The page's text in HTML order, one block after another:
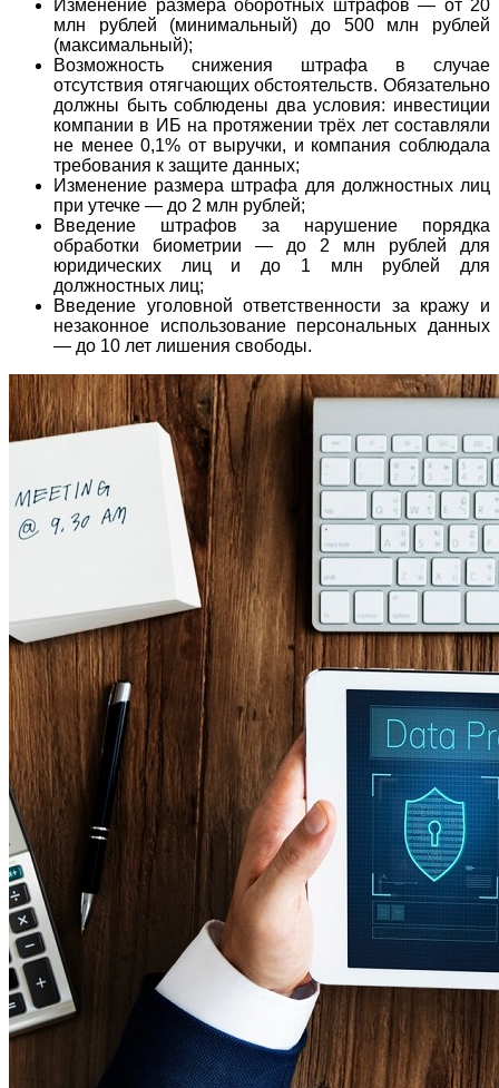
Изменение размера оборотных штрафов — от 20
млн рублей (минимальный) до 500 млн рублей
(максимальный);
Возможность снижения штрафа в случае
отсутствия отягчающих обстоятельств. Обязательно
должны быть соблюдены два условия: инвестиции
компании в ИБ на протяжении трёх лет составляли
не менее 0,1% от выручки, и компания соблюдала
требования к защите данных;
Изменение размера штрафа для должностных лиц
при утечке — до 2 млн рублей;
Введение штрафов за нарушение порядка
обработки биометрии — до 2 млн рублей для
юридических лиц и до 1 млн рублей для
должностных лиц;
Введение уголовной ответственности за кражу и
незаконное использование персональных данных
— до 10 лет лишения свободы.